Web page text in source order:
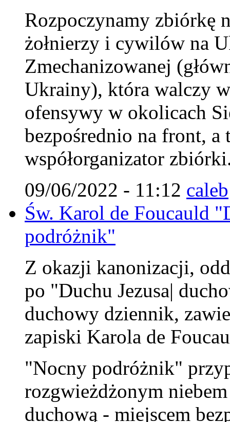
Rozpoczynamy zbiórkę
żołnierzy i cywilów na
Zmechanizowanej
Ukrainy), która walczy
ofensywy w okolicach
bezpośrednio na front, a
współorganizator
09/06/2022 - 11:12 caleb
Św. Karol de Foucauld
podróżnik"
Z okazji kanonizacji,
po "Duchu Jezusa|
duchowy dziennik,
zapiski Karola de
"Nocny podróżnik"
rozgwieżdżonym
duchową - miejscem